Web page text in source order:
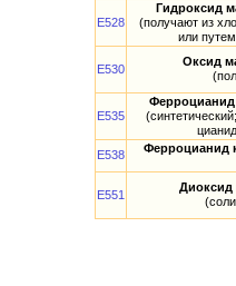
E528
Гидроксид
(получают из
или
E530
Оксид
E535
Ферроцианид
E538
Ферроцианид
E551
Диоксид